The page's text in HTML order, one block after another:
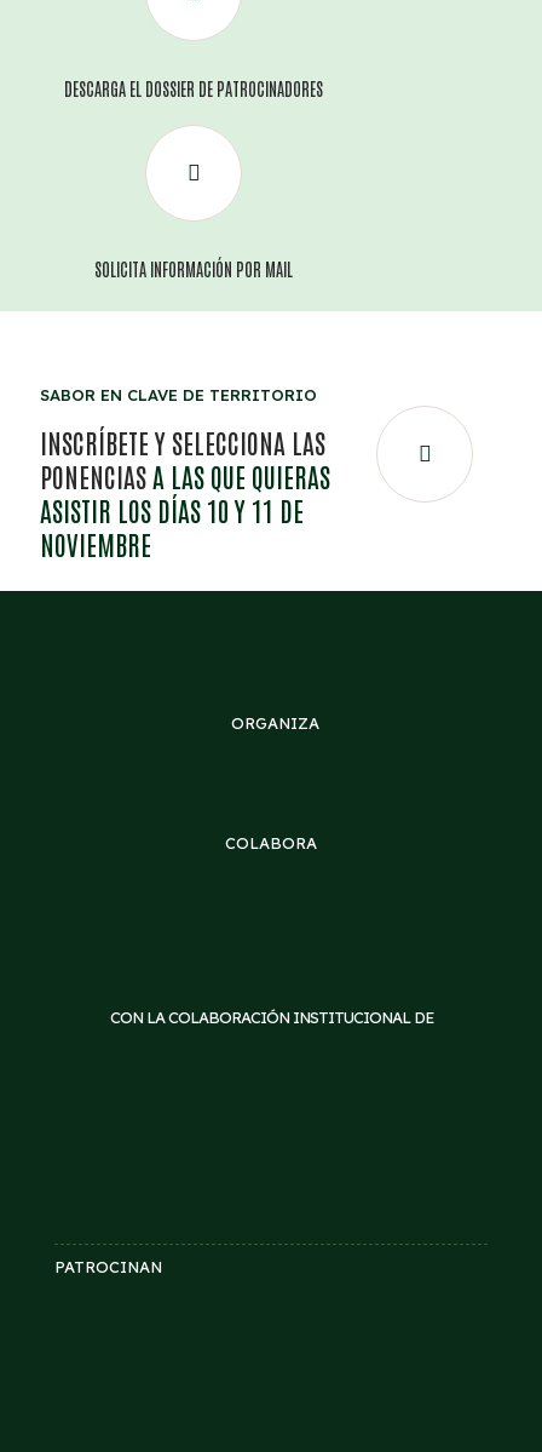
DESCARGA EL DOSSIER DE PATROCINADORES
SOLICITA INFORMACIÓN POR MAIL
SABOR EN CLAVE DE TERRITORIO
INSCRÍBETE Y SELECCIONA LAS
PONENCIAS A LAS QUE QUIERAS
ASISTIR LOS DÍAS 10 Y 11 DE
NOVIEMBRE
ORGANIZA
COLABORA
CON LA COLABORACIÓN INSTITUCIONAL DE
PATROCINAN